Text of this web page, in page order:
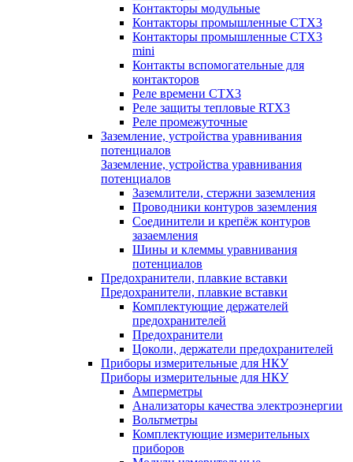
Контакторы модульные
Контакторы промышленные CTX3
Контакторы промышленные CTX3
mini
Контакты вспомогательные для
контакторов
Реле времени CTX3
Реле защиты тепловые RTX3
Реле промежуточные
Заземление, устройства уравнивания
потенциалов
Заземление, устройства уравнивания
потенциалов
Заземлители, стержни заземления
Проводники контуров заземления
Соединители и крепёж контуров
зазаемления
Шины и клеммы уравнивания
потенциалов
Предохранители, плавкие вставки
Предохранители, плавкие вставки
Комплектующие держателей
предохранителей
Предохранители
Цоколи, держатели предохранителей
Приборы измерительные для НКУ
Приборы измерительные для НКУ
Амперметры
Анализаторы качества электроэнергии
Вольтметры
Комплектующие измерительных
приборов